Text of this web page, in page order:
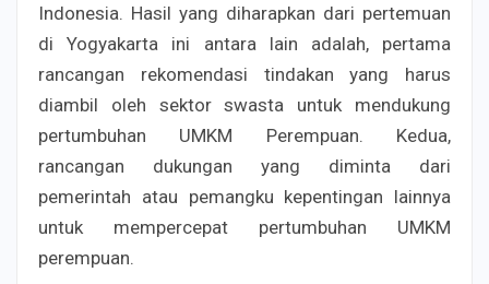
Indonesia. Hasil yang diharapkan dari pertemuan
di Yogyakarta ini antara lain adalah, pertama
rancangan rekomendasi tindakan yang harus
diambil oleh sektor swasta untuk mendukung
pertumbuhan UMKM Perempuan. Kedua,
rancangan dukungan yang diminta dari
pemerintah atau pemangku kepentingan lainnya
untuk mempercepat pertumbuhan UMKM
perempuan.